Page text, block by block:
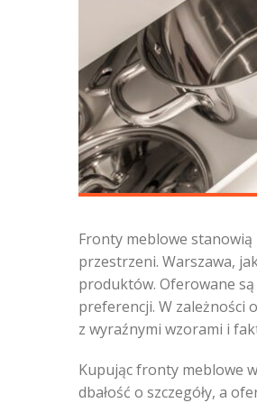
Fronty meblowe
przestrzeni. Warszawa,
produktów. Oferowane
preferencji. W zależności
z wyraźnymi wzorami i
Kupując fronty meblowe
dbałość o szczegóły, a